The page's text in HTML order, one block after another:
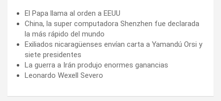
El Papa llama al orden a EEUU
China, la super computadora Shenzhen fue declarada
la más rápido del mundo
Exiliados nicaragüenses envían carta a Yamandú Orsi y
siete presidentes
La guerra a Irán produjo enormes ganancias
Leonardo Wexell Severo